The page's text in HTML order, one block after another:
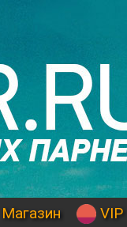
Магазин VIP